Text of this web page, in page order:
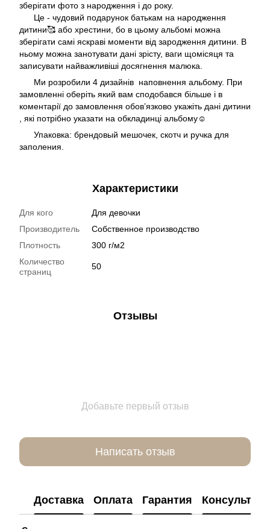
зберігати фото з народження і до року.
Це - чудовий подарунок батькам на народження
дитини🥰 або хрестини, бо в цьому альбомі можна
зберігати самі яскраві моменти від зародження дитини. В
ньому можна занотувати дані зрісту, ваги щомісяця та
записувати найважливіші досягнення малюка.
Ми розробили 4 дизайнів наповнення альбому. При
замовленні оберіть який вам сподобався більше і в
коментарії до замовлення обовʼязково укажіть дані дитини
, які потрібно указати на обкладинці альбому☺️
Упаковка: брендовый мешочек, скотч и ручка для
заполения.
Характеристики
Для кого
Для девочки
Производитель
Собственное производство
Плотность
300 г/м2
Количество
страниц
50
Отзывы
Добавьте первый отзыв
Написать отзыв
Доставка Оплата Гарантия